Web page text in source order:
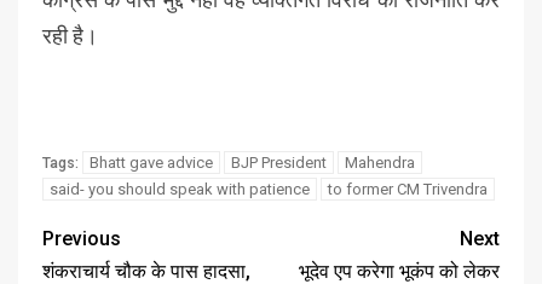
रही है।
Tags: Bhatt gave advice BJP President
Mahendra
said- you should speak with patience
to former CM Trivendra
Previous
शंकराचार्य चौक के पास हादसा,
Next
भूदेव एप करेगा भूकंप को लेकर